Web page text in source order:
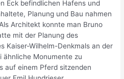
Eck befindlichen Hafens und
Planung und Bau nahmen
Architekt konnte man Bruno
mit der Planung des
Kaiser-Wilhelm-Denkmals an der
ähnliche Monumente zu
auf einem Pferd sitzenden